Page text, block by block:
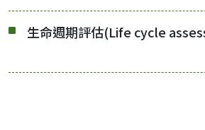
生命週期評估(Life cycle